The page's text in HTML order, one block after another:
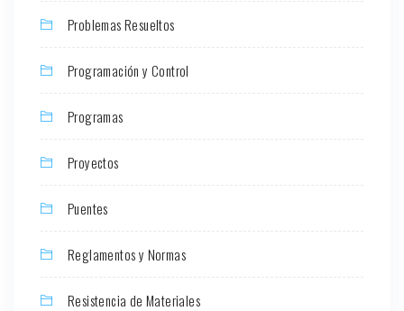
Problemas Resueltos
Programación y Control
Programas
Proyectos
Puentes
Reglamentos y Normas
Resistencia de Materiales